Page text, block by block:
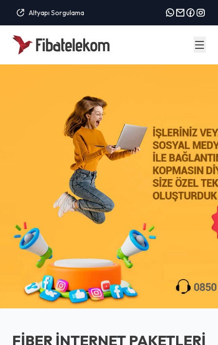
Altyapı Sorgulama
FİBER İNTERNET PAKETLERİ